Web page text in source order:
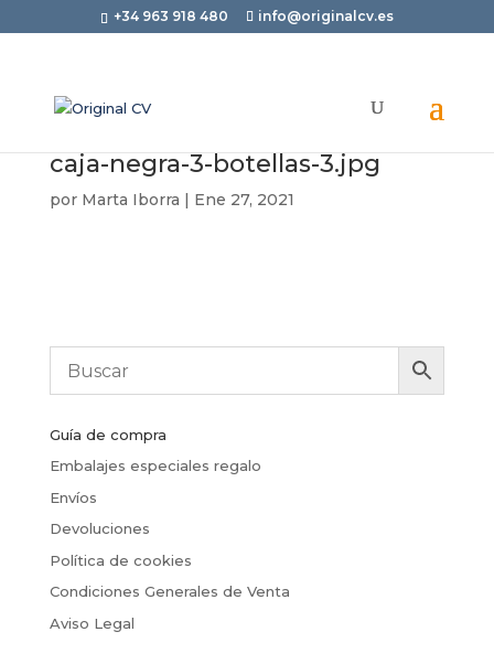
+34 963 918 480 info@originalcv.es
caja-negra-3-botellas-3.jpg
por Marta Iborra | Ene 27, 2021
Guía de compra
Embalajes especiales regalo
Envíos
Devoluciones
Política de cookies
Condiciones Generales de Venta
Aviso Legal